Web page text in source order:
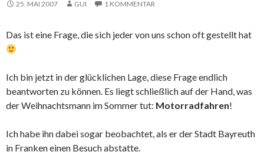
25. MAI 2007 GUI 1 KOMMENTAR
Das ist eine Frage, die sich jeder von uns schon oft gestellt hat
Ich bin jetzt in der glücklichen Lage, diese Frage endlich
beantworten zu können. Es liegt schließlich auf der Hand, was
der Weihnachtsmann im Sommer tut: Motorradfahren!
Ich habe ihn dabei sogar beobachtet, als er der Stadt Bayreuth
in Franken einen Besuch abstatte.